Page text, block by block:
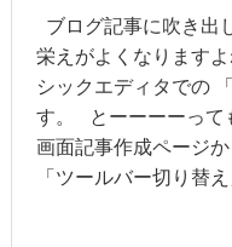
ブログ記事に吹き出
栄えがよくなります
シックエディタでの
す。 とーーーーって
画面記事作成ページ
「ツールバー切り替